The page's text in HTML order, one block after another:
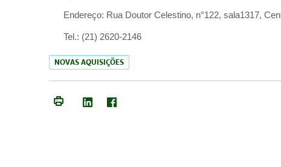
Endereço: Rua Doutor Celestino, n°122, sala1317,
Tel.: (21) 2620-2146
NOVAS AQUISIÇÕES